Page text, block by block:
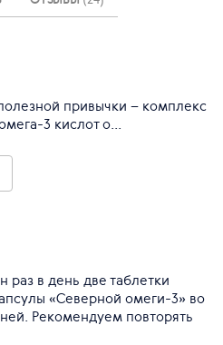
привычки – комплекс
3 кислот о...
в день две таблетки
«Северной омеги-3» во
Рекомендуем повторять